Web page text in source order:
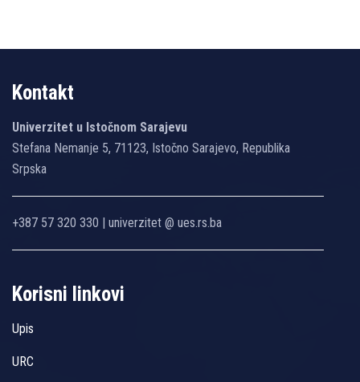
Kontakt
Univerzitet u Istočnom Sarajevu
Stefana Nemanje 5, 71123, Istočno Sarajevo, Republika
Srpska
+387 57 320 330 | univerzitet @ ues.rs.ba
Korisni linkovi
Upis
URC